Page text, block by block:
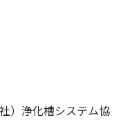
）浄化槽システム協